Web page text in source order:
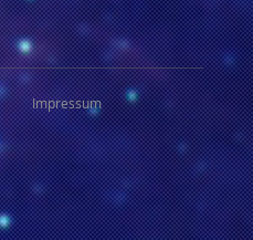
Impressum